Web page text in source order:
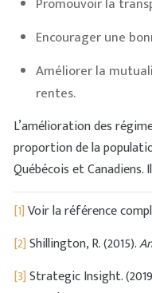
Encourager une
Améliorer la
rentes.
L’amélioration des
proportion de la
Québécois et Canadiens.
[1]Voir la référence
[2]Shillington, R. (2015).
[3]Strategic Insight.